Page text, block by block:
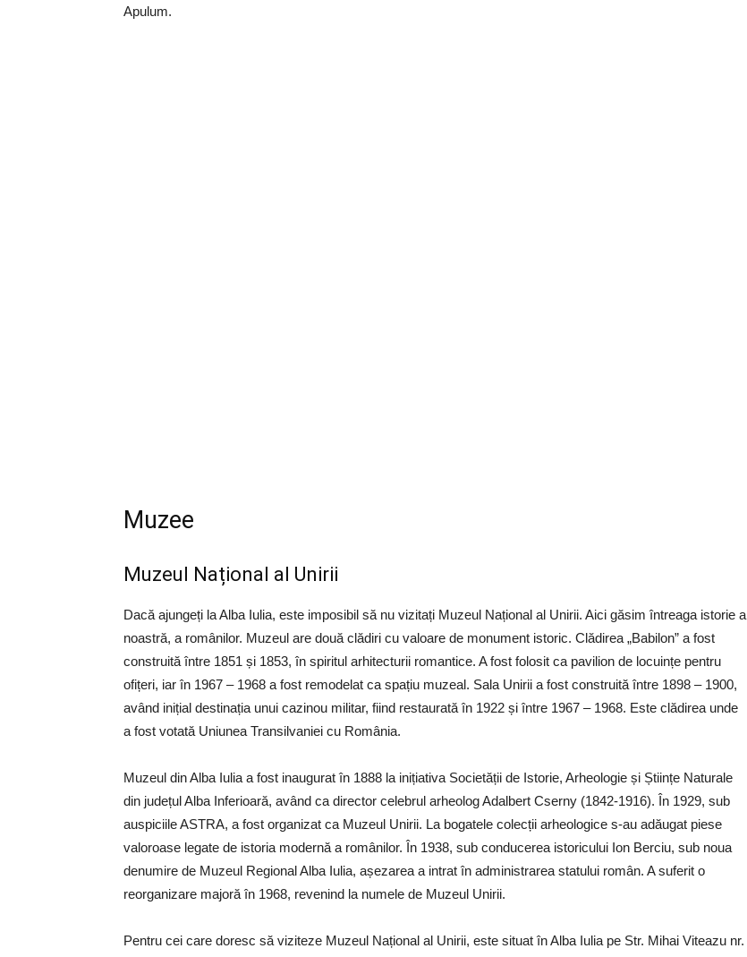
Apulum.
Muzee
Muzeul Național al Unirii
Dacă ajungeți la Alba Iulia, este imposibil să nu vizitați Muzeul Național al Unirii. Aici găsim întreaga istorie a
noastră, a românilor. Muzeul are două clădiri cu valoare de monument istoric. Clădirea „Babilon” a fost
construită între 1851 și 1853, în spiritul arhitecturii romantice. A fost folosit ca pavilion de locuințe pentru
ofițeri, iar în 1967 – 1968 a fost remodelat ca spațiu muzeal. Sala Unirii a fost construită între 1898 – 1900,
având inițial destinația unui cazinou militar, fiind restaurată în 1922 și între 1967 – 1968. Este clădirea unde
a fost votată Uniunea Transilvaniei cu România.
Muzeul din Alba Iulia a fost inaugurat în 1888 la inițiativa Societății de Istorie, Arheologie și Științe Naturale
din județul Alba Inferioară, având ca director celebrul arheolog Adalbert Cserny (1842-1916). În 1929, sub
auspiciile ASTRA, a fost organizat ca Muzeul Unirii. La bogatele colecții arheologice s-au adăugat piese
valoroase legate de istoria modernă a românilor. În 1938, sub conducerea istoricului Ion Berciu, sub noua
denumire de Muzeul Regional Alba Iulia, așezarea a intrat în administrarea statului român. A suferit o
reorganizare majoră în 1968, revenind la numele de Muzeul Unirii.
Pentru cei care doresc să viziteze Muzeul Național al Unirii, este situat în Alba Iulia pe Str. Mihai Viteazu nr.